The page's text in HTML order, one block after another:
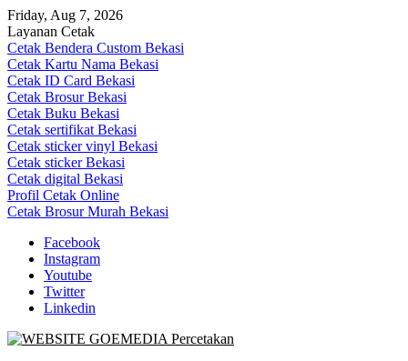
Skip
to
content
Friday, Aug 7, 2026
Layanan Cetak
Cetak Bendera Custom Bekasi
Cetak Kartu Nama Bekasi
Cetak ID Card Bekasi
Cetak Brosur Bekasi
Cetak Buku Bekasi
Cetak sertifikat Bekasi
Cetak sticker vinyl Bekasi
Cetak sticker Bekasi
Cetak digital Bekasi
Profil Cetak Online
Cetak Brosur Murah Bekasi
Facebook
Instagram
Youtube
Twitter
Linkedin